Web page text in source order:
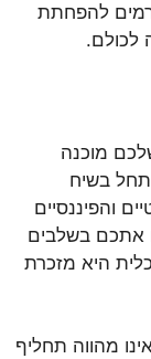
להפחתת
לכולם.
מוכנה
בשיח
והפיננסיים
אתכם בשלבים
היא מזכרת
מהווה תחליף